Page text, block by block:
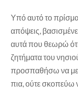
Υπό αυτό το
απόψεις,
αυτά που θεωρώ ότι
ζητήματα του
προσπαθήσω να
πια, ούτε σκοπεύω